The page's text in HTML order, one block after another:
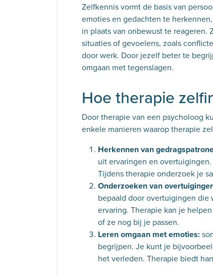
Zelfkennis vormt de basis van
emoties en gedachten te
in plaats van onbewust te
situaties of gevoelens, zoals
door werk. Door jezelf beter te
omgaan met tegenslagen.
Hoe therapie
Door therapie van een psycholoog
enkele manieren waarop therapie
Herkennen van
uit ervaringen en
Tijdens therapie onderzoek je
Onderzoeken van
bepaald door overtuigingen
ervaring. Therapie kan je
of ze nog bij je passen.
Leren omgaan met emoties:
begrijpen. Je kunt je
het verleden. Therapie biedt